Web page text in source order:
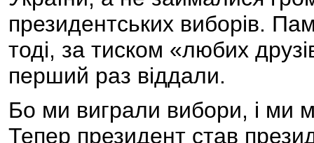
президентських виборів.
тоді, за тиском «любих
перший раз віддали.
Бо ми виграли вибори, і ми
Тепер президент став